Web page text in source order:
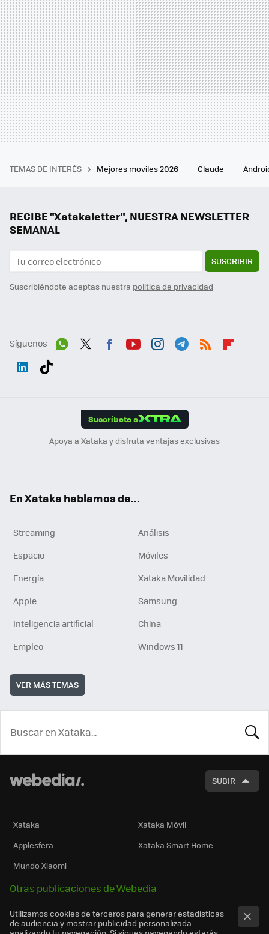
TEMAS DE INTERÉS Mejores moviles 2026 Claude
RECIBE "Xatakaletter", NUESTRA NEWSLETTER
SEMANAL
SUSCRIBIR
Suscribiéndote aceptas nuestra política de privacidad
Síguenos
Suscríbete a
Apoya a Xataka y disfruta ventajas exclusivas
En Xataka hablamos de...
Streaming
Análisis
Espacio
Móviles
Energía
Xataka Movilidad
Apple
Samsung
Inteligencia artificial
China
Empleo
Windows 11
VER MÁS TEMAS
SUBIR
Xataka
Xataka Móvil
Applesfera
Xataka Smart Home
Mundo Xiaomi
Otras publicaciones de Webedia
Utilizamos cookies de terceros para generar estadísticas
de audiencia y mostrar publicidad personalizada